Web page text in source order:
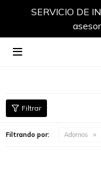
SERVICIO DE

Filtrando por: Adornos